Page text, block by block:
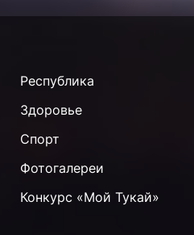
Республика
Здоровье
Спорт
Фотогалереи
Конкурс «Мой Тукай»